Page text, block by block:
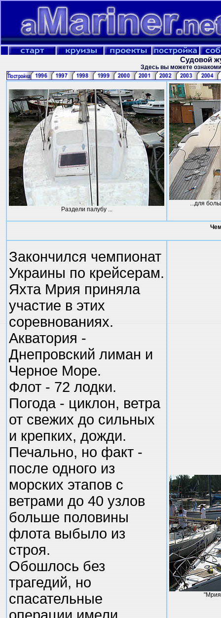
Судовой
Здесь вы можете
Раздели палубу ...
...для
Закончился чемпионат
Украины по крейсерам.
Яхта Мрия приняла
участие в этих
соревнованиях.
Акватория -
Днепровский лиман и
Черное Море.
Флот - 72 лодки.
Погода - циклон, ветра
от свежих до сильных
и крепких, дожди.
Печально, но факт -
после одного из
морских этапов с
ветрами до 40 узлов
больше половины
флота выбыло из
строя.
Обошлось без
трагедий, но
спасательные